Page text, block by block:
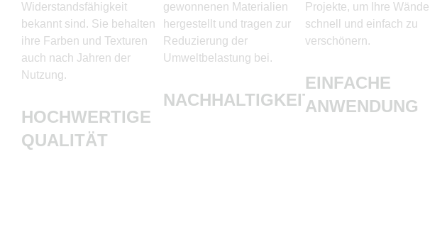
Widerstandsfähigkeit
bekannt sind. Sie behalten
ihre Farben und Texturen
auch nach Jahren der
Nutzung.
HOCHWERTIGE
QUALITÄT
gewonnenen Materialien
hergestellt und tragen zur
Reduzierung der
Umweltbelastung bei.
NACHHALTIGKEIT
Projekte, um Ihre Wände
schnell und einfach zu
verschönern.
EINFACHE
ANWENDUNG